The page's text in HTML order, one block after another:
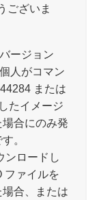
ございま
ージョン
人がコマン
または
たイメージ
合にのみ発
。
ロードし
ファイルを
合、または